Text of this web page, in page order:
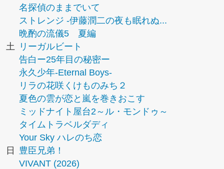
名探偵のままでいて
ストレンジ -伊藤潤二の夜も眠れぬ...
晩酌の流儀5 夏編
土
リーガルビート
告白ー25年目の秘密ー
永久少年-Eternal Boys-
リラの花咲くけものみち２
夏色の雲が恋と嵐を巻きおこす
ミッドナイト屋台2～ル・モンドゥ～
タイムトラベルダディ
Your Sky ハレのち恋
日
豊臣兄弟！
VIVANT (2026)